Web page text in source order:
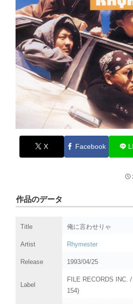
X Facebook
作品のデータ
Title 俺に言わせりゃ
Artist Rhymester
Release 1993/04/25
Label
FILE RECORDS INC.
154)